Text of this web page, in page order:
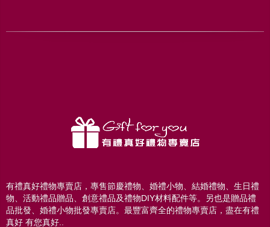
有禮真好禮物專賣店，專售節慶禮物、婚禮小物、結婚禮物、生日禮
物、活動禮品贈品、創意禮品及禮物DIY材料配件等。另也是贈品禮
品批發、婚禮小物批發專賣店。最豐富齊全的禮物專賣店，盡在有禮
真好 有您真好..